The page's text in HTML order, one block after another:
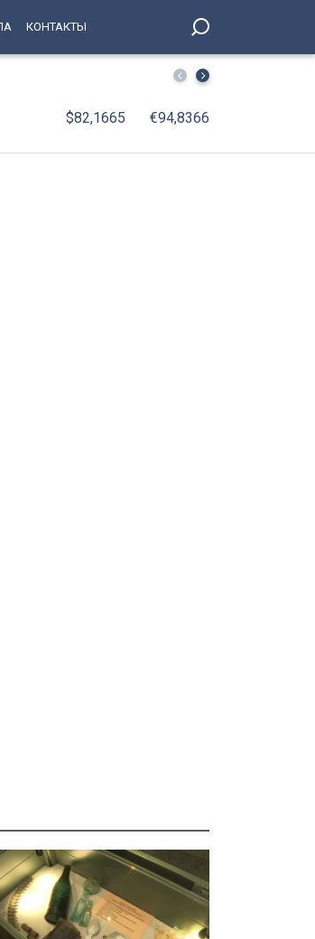
КОНТАКТЫ
за день: рецидивист отобрал телефон у 69-
$82,1665 €94,8366